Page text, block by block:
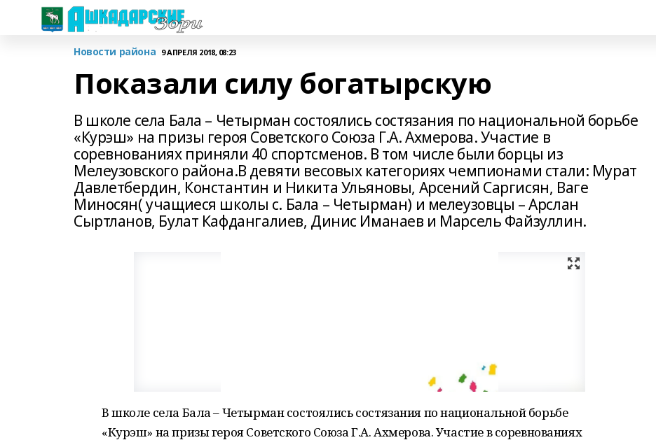
Новости района 9 АПРЕЛЯ 2018, 08:23
Показали силу богатырскую
В школе села Бала – Четырман состоялись состязания по национальной борьбе
«Курэш» на призы героя Советского Союза Г.А. Ахмерова. Участие в
соревнованиях приняли 40 спортсменов. В том числе были борцы из
Мелеузовского района.В девяти весовых категориях чемпионами стали: Мурат
Давлетбердин, Константин и Никита Ульяновы, Арсений Саргисян, Ваге
Миносян( учащиеся школы с. Бала – Четырман) и мелеузовцы – Арслан
Сыртланов, Булат Кафдангалиев, Динис Иманаев и Марсель Файзуллин.
В школе села Бала – Четырман состоялись состязания по национальной борьбе
«Курэш» на призы героя Советского Союза Г.А. Ахмерова. Участие в соревнованиях